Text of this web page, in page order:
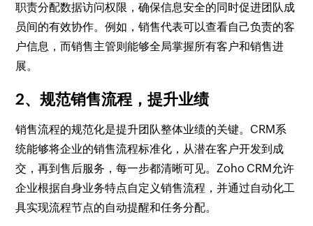
职责分配数据访问权限，确保信息安全的同时促进团队成
员间的有效协作。例如，销售代表可以查看自己负责的客
户信息，而销售主管则能够全局掌握所有客户和销售进
展。
2、规范销售流程，提升业绩
销售流程的规范化是提升团队整体业绩的关键。CRM系
统能够将企业的销售流程标准化，从潜在客户开发到成
交，再到售后服务，每一步都清晰可见。Zoho CRM允许
企业根据自身业务特点自定义销售流程，并通过自动化工
具实现流程节点的自动提醒和任务分配。